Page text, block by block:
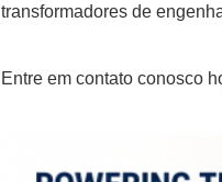
transformadores de
Entre em contato conosco